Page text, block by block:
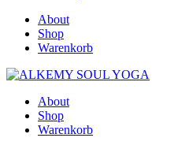
About
Shop
Warenkorb
About
Shop
Warenkorb